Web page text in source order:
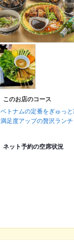
このお店のコース
ベトナムの定番をぎゅっ
満足度アップの贅沢ラン
ネット予約の空席状況